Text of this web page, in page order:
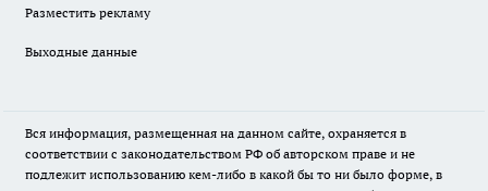
Разместить рекламу
Выходные данные
Вся информация, размещенная на данном сайте, охраняется в
соответствии с законодательством РФ об авторском праве и не
подлежит использованию кем-либо в какой бы то ни было форме, в